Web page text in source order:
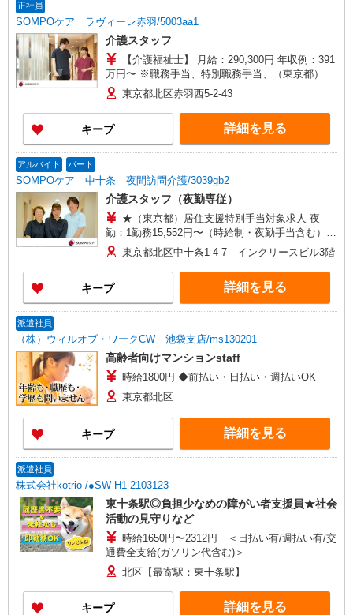
ンセル手当：職務時給の60％支給 ※居住支援特別
手当は勤続5年目までの方はさらに時給＋50円（再
入社者は除く）
正社員
SOMPOケア ラヴィーレ赤羽/5003aa1
介護スタッフ
【介護福祉士】 月給：290,300円 年収例：391
万円〜 ※職務手当、特別職務手当、（東京都）居
住支援特別手当、働きがい向上手当、日祝手当
（月平均2回分）、夜勤手当（月平均4回分）等、
毎月平均的に支払われる手当を含みます。 ※居住
支援特別手当は勤続5年目までの方はさらに1万円
支給（再入社は除く） ◎賞与：基本給2.08ヶ月分/
分〜）
東京都北区赤羽西5-2-43
キープ 詳細を見る
アルバイト パート
SOMPOケア 中十条 夜間訪問介護/3039gb2
介護スタッフ（夜勤専従）
★（東京都）居住支援特別手当対象求人 夜
勤：1勤務15,552円〜（時給制・夜勤手当含む）
時給：1,444円 ◎週20時間以上勤務（社保加入
者）の場合は時給：1,494円 ※居住支援特別手当
は勤続5年目までの方はさらに時給＋50円（再入社
者は除く）
東京都北区中十条1-4-7 インクリースビル3階
キープ 詳細を見る
派遣社員
（株）ウィルオブ・ワークCW 池袋支店/ms130201
高齢者向けマンションstaff
時給1800円 ◆前払い・日払い・週払いOK
東京都北区
キープ 詳細を見る
派遣社員
株式会社kotrio /●SW-H1-2103123
東十条駅◎負担少なめの障がい者支援員★社会
活動の見守りなど
時給1650円〜2312円 ＜日払い有/週払い有/交
通費全支給(ガソリン代含む)＞
北区【最寄駅：東十条駅】
キープ 詳細を見る